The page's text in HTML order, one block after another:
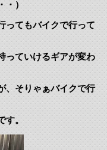
・）
てもバイクで行って
っていけるギアが変わ
、そりゃぁバイクで行
す。